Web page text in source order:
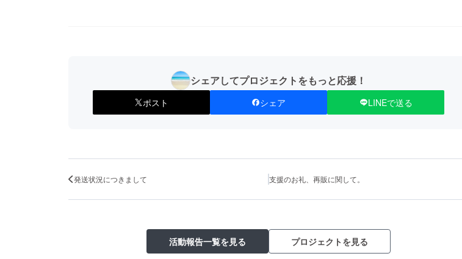
シェアしてプロジェクトをもっと応援！
ポスト シェア LINEで送る
発送状況につきまして 支援のお礼、再販に関して。
活動報告一覧を見る プロジェクトを見る